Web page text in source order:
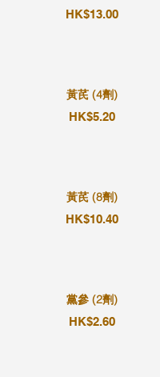
HK$13.00
黃芪 (4劑)
HK$5.20
黃芪 (8劑)
HK$10.40
黨參 (2劑)
HK$2.60